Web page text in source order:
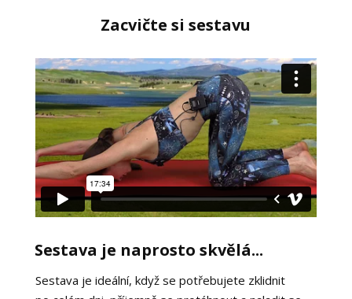
Zacvičte si sestavu
Sestava je naprosto skvělá...
Sestava je ideální, když se potřebujete zklidnit